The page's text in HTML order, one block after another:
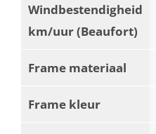
Windbestendigheid
km/uur (Beaufort)
Frame materiaal
Frame kleur